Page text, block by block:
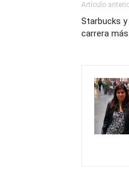
Artículo
Starbucks
carrera